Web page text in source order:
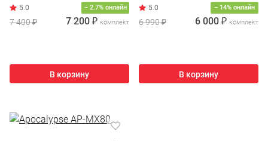
− 2.7% онлайн
7 400 ₽ 7 200 ₽ комплект
В корзину
− 14% онлайн
6 990 ₽ 6 000 ₽ комплект
В корзину